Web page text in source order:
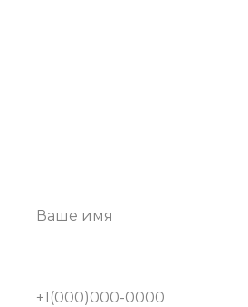
Ваше имя
+1(000)000-0000